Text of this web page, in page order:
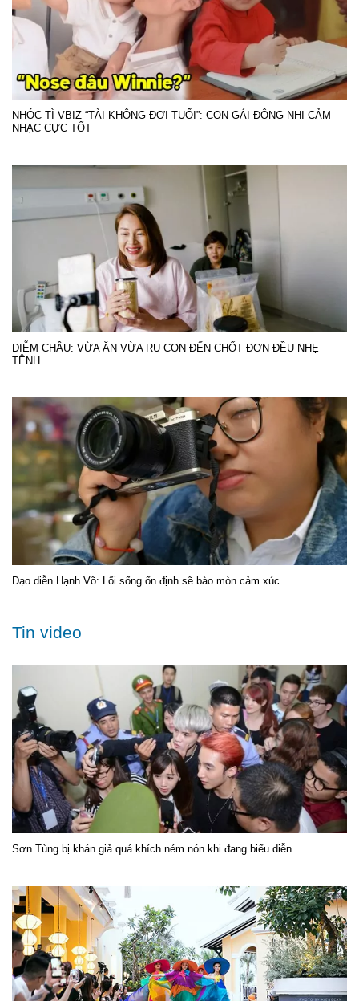
NHÓC TÌ VBIZ “TÀI KHÔNG ĐỢI TUỔI”: CON GÁI ĐÔNG NHI CẢM
NHẠC CỰC TỐT
DIỄM CHÂU: VỪA ĂN VỪA RU CON ĐẾN CHỐT ĐƠN ĐỀU NHẸ
TÊNH
Đạo diễn Hạnh Võ: Lối sống ổn định sẽ bào mòn cảm xúc
Tin video
Sơn Tùng bị khán giả quá khích ném nón khi đang biểu diễn